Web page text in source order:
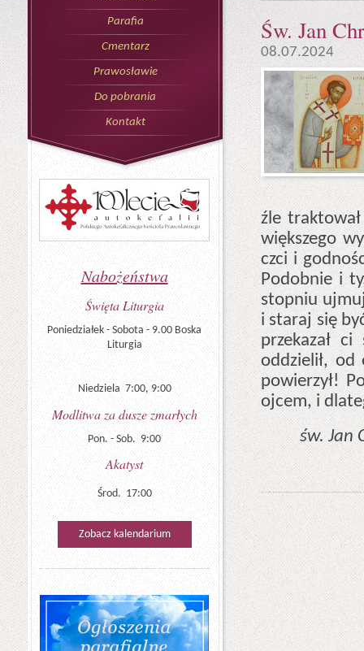
Parafia
Cmentarz
Prawosławie
Do pobrania
Kontakt
Nabożeństwa
Święta Liturgia
Poniedziałek - Sobota - 9.00 Boska
Liturgia
Niedziela 7:00, 9:00
Modlitwa za dusze zmarłych
Pon. - Sob. 9:00
Akatyst
Środ. 17:00
Zobacz kalendarium
Św. Jan
08.07.2024
źle
większego
czci i
Podobnie i
stopniu
i staraj się
przekazał
oddzielił,
powierzył!
ojcem, i
św. Jan